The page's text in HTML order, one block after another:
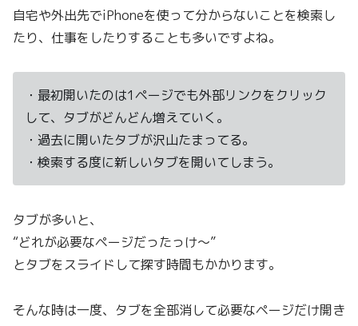
自宅や外出先でiPhoneを使って分からないことを検索し
たり、仕事をしたりすることも多いですよね。
・最初開いたのは1ページでも外部リンクをクリック
して、タブがどんどん増えていく。
・過去に開いたタブが沢山たまってる。
・検索する度に新しいタブを開いてしまう。
タブが多いと、
“どれが必要なページだったっけ〜”
とタブをスライドして探す時間もかかります。
そんな時は一度、タブを全部消して必要なページだけ開き